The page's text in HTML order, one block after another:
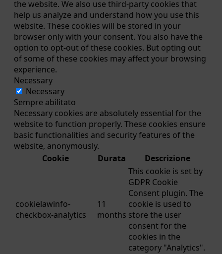
the website. We also use third-party cookies that
help us analyze and understand how you use this
website. These cookies will be stored in your
browser only with your consent. You also have the
option to opt-out of these cookies. But opting out
of some of these cookies may affect your browsing
experience.
Necessary
Necessary
Sempre abilitato
Necessary cookies are absolutely essential for the
website to function properly. These cookies ensure
basic functionalities and security features of the
website, anonymously.
Cookie
Durata Descrizione
cookielawinfo-
checkbox-analytics
11
months
This cookie is set by
GDPR Cookie
Consent plugin. The
cookie is used to
store the user
consent for the
cookies in the
category "Analytics".